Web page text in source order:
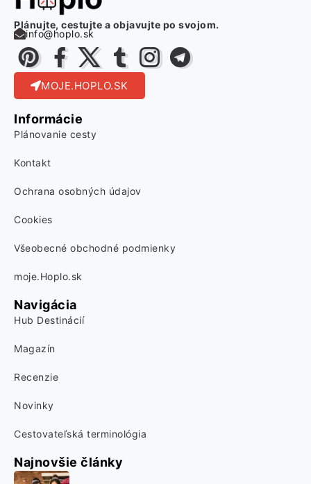
Plánujte, cestujte a objavujte po svojom.
info@hoplo.sk
MOJE.HOPLO.SK
Informácie
Plánovanie cesty
Kontakt
Ochrana osobných údajov
Cookies
Všeobecné obchodné podmienky
moje.Hoplo.sk
Navigácia
Hub Destinácií
Magazín
Recenzie
Novinky
Cestovateľská terminológia
Najnovšie články